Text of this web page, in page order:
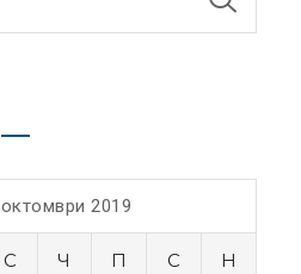
октомври 2019
С Ч П С Н